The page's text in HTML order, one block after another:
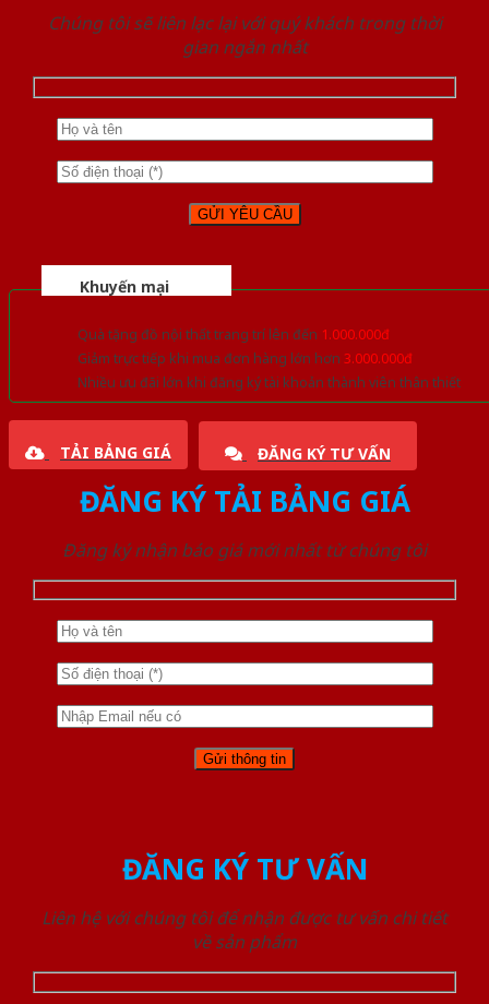
Chúng tôi sẽ liên lạc lại với quý khách trong thời
gian ngắn nhất
Khuyến mại
Quà tặng đồ nội thất trang trí lên đến 1.000.000đ
Giảm trực tiếp khi mua đơn hàng lớn hơn 3.000.000đ
Nhiều ưu đãi lớn khi đăng ký tài khoản thành viên thân thiết
TẢI BẢNG GIÁ ĐĂNG KÝ TƯ VẤN
ĐĂNG KÝ TẢI BẢNG GIÁ
Đăng ký nhận báo giá mới nhất từ chúng tôi
ĐĂNG KÝ TƯ VẤN
Liên hệ với chúng tôi để nhận được tư vấn chi tiết
về sản phẩm